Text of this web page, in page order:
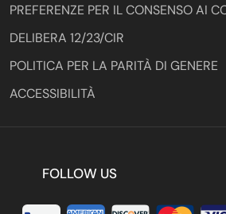
PREFERENZE PER IL CONSENSO AI
DELIBERA 12/23/CIR
POLITICA PER LA PARITÀ DI GENERE
ACCESSIBILITÀ
FOLLOW US